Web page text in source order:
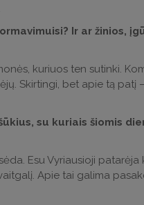
Ir ar žinios,
kuriuos ten sutinki.
Skirtingi, bet apie tą patį
su kuriais šiomis
Esu Vyriausioji patarėja
Apie tai galima